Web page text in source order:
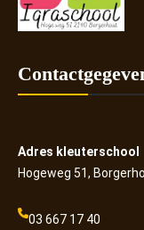
Adres kleuterschool
Hogeweg 51,
03 667 17 40